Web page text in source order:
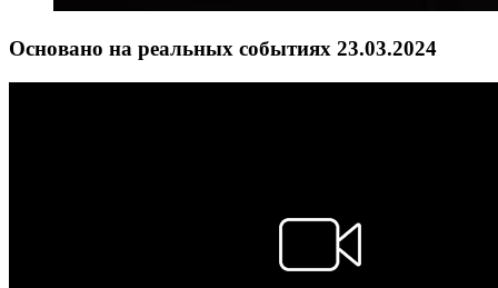
Основано на реальных событиях 23.03.2024